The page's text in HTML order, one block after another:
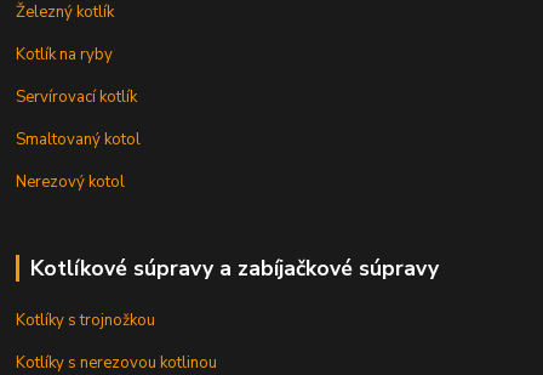
Železný kotlík
Kotlík na ryby
Servírovací kotlík
Smaltovaný kotol
Nerezový kotol
Kotlíkové súpravy a zabíjačkové súpravy
Kotlíky s trojnožkou
Kotlíky s nerezovou kotlinou